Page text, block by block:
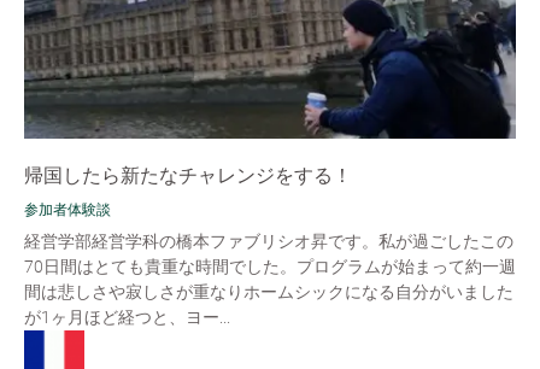
帰国したら新たなチャレンジをする！
参加者体験談
経営学部経営学科の橋本ファブリシオ昇です。私が過ごしたこの
70日間はとても貴重な時間でした。プログラムが始まって約一週
間は悲しさや寂しさが重なりホームシックになる自分がいました
が1ヶ月ほど経つと、ヨー...